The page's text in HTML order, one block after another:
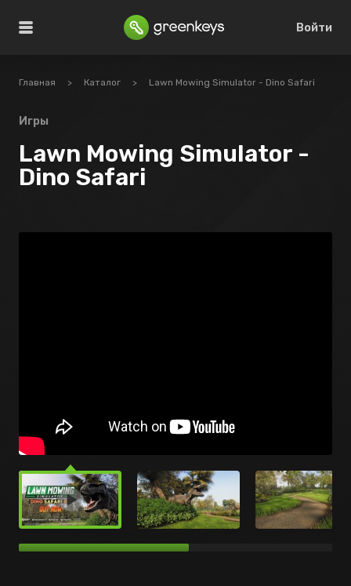
Войти
Главная > Каталог > Lawn Mowing Simulator - Dino Safari
Игры
Lawn Mowing Simulator -
Dino Safari